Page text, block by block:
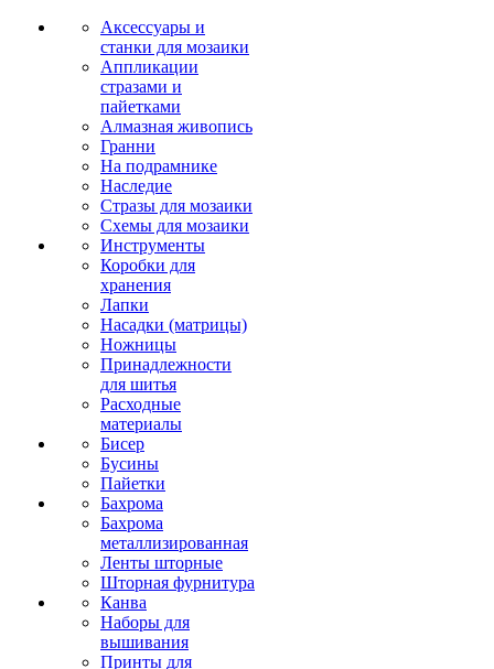
Аксессуары и
станки для мозаики
Аппликации
стразами и
пайетками
Алмазная живопись
Гранни
На подрамнике
Наследие
Стразы для мозаики
Схемы для мозаики
Инструменты
Коробки для
хранения
Лапки
Насадки (матрицы)
Ножницы
Принадлежности
для шитья
Расходные
материалы
Бисер
Бусины
Пайетки
Бахрома
Бахрома
металлизированная
Ленты шторные
Шторная фурнитура
Канва
Наборы для
вышивания
Принты для